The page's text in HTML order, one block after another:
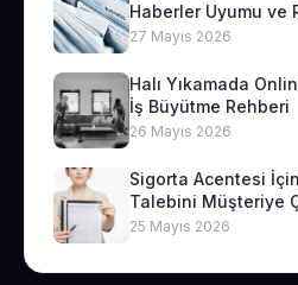
Haberler Uyumu ve
27 Mayıs 2026
Halı Yıkamada
İş Büyütme Rehberi
26 Mayıs 2026
Sigorta Acentesi
Talebini Müşteriye
25 Mayıs 2026